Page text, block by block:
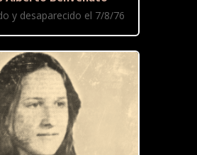
y desaparecido el 7/8/76